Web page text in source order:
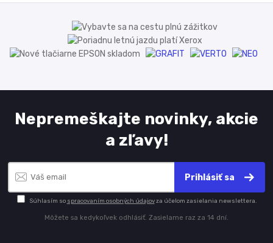
Nepremeškajte novinky, akcie
a zľavy!
Prihlásiť sa
Súhlasím so spracovaním osobných údajovza účelom zasielania newslettera.
Môžete sa kedykoľvek odhlásiť. Zasielame raz za 14 dní.